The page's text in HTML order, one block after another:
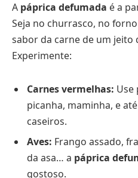
A páprica defumada é a
Seja no churrasco, no
sabor da carne de um jeito
Experimente:
Carnes vermelhas: Use
picanha, maminha, e
caseiros.
Aves: Frango assado,
da asa… a páprica
gostoso.